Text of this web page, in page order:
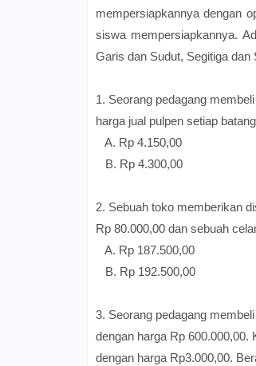
mempersiapkannya dengan
siswa mempersiapkannya.
Garis dan Sudut, Segitiga
1. Seorang pedagang
harga jual pulpen setiap
A. Rp 4.150,00 C.
B. Rp 4.300,00 D.
2. Sebuah toko memberikan
Rp 80.000,00 dan sebuah
A. Rp 187.500,00 C.
B. Rp 192.500,00 D.
3. Seorang pedagang
dengan harga Rp 600.000,00.
dengan harga Rp3.000,00.